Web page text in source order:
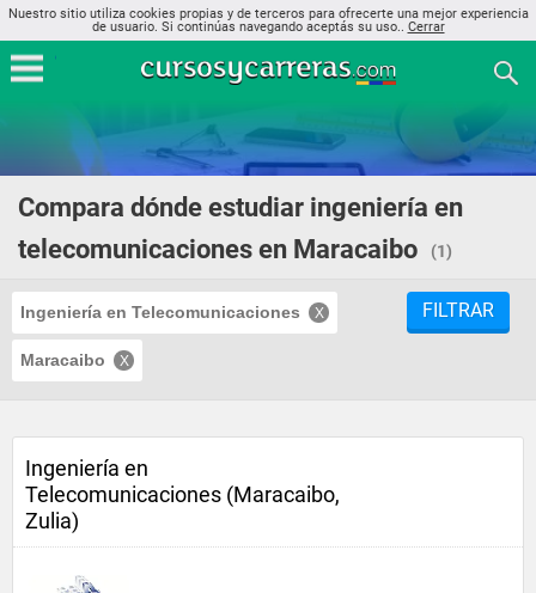
Nuestro sitio utiliza cookies propias y de terceros para ofrecerte una mejor experiencia
de usuario. Si continúas navegando aceptás su uso.. Cerrar
Compara dónde estudiar ingeniería en
telecomunicaciones en Maracaibo
(1)
Ingeniería en Telecomunicaciones
Maracaibo
FILTRAR
Ingeniería en
Telecomunicaciones (Maracaibo,
Zulia)